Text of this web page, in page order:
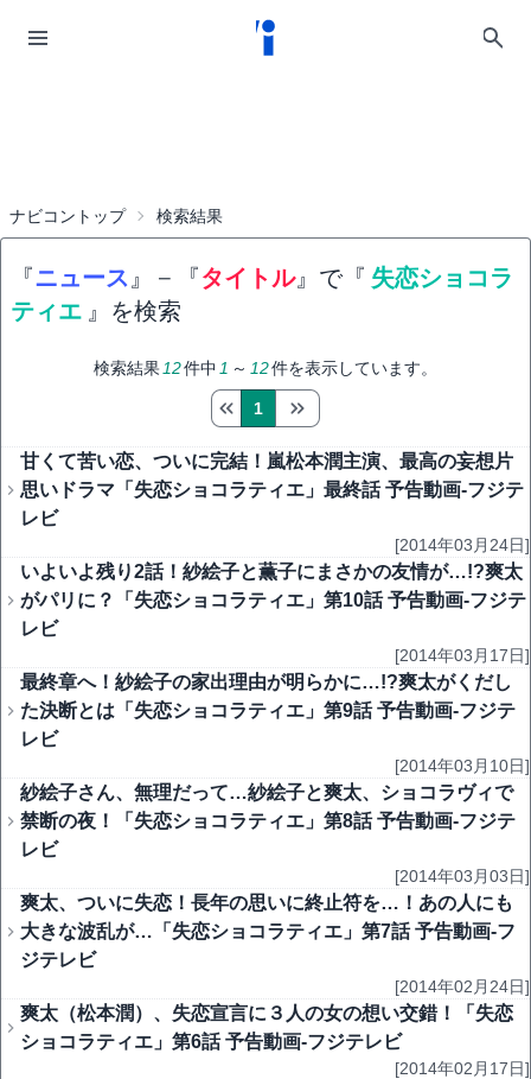
ナビコントップ 検索結果
『ニュース 』 − 『タイトル』で『 失恋ショコラ
ティエ 』を検索
検索結果 12件中 1 ～ 12件を表示しています。
1
甘くて苦い恋、ついに完結！嵐松本潤主演、最高の妄想片
思いドラマ「失恋ショコラティエ」最終話 予告動画-フジテ
レビ
[2014年03月24日]
いよいよ残り2話！紗絵子と薫子にまさかの友情が…!?爽太
がパリに？「失恋ショコラティエ」第10話 予告動画-フジテ
レビ
[2014年03月17日]
最終章へ！紗絵子の家出理由が明らかに…!?爽太がくだし
た決断とは「失恋ショコラティエ」第9話 予告動画-フジテ
レビ
[2014年03月10日]
紗絵子さん、無理だって…紗絵子と爽太、ショコラヴィで
禁断の夜！「失恋ショコラティエ」第8話 予告動画-フジテ
レビ
[2014年03月03日]
爽太、ついに失恋！長年の思いに終止符を…！あの人にも
大きな波乱が…「失恋ショコラティエ」第7話 予告動画-フ
ジテレビ
[2014年02月24日]
爽太（松本潤）、失恋宣言に３人の女の想い交錯！「失恋
ショコラティエ」第6話 予告動画-フジテレビ
[2014年02月17日]